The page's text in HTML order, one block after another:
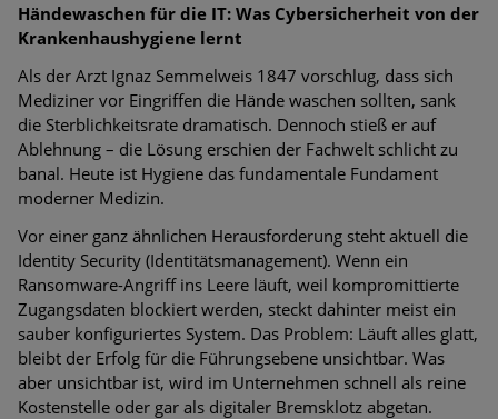
Amazon hat nun reagiert
Fake-Unternehmensprofile auf LinkedIn: Unternehmen und
Nutzer im Visier der Datendiebe
Cyber Experience Center in Augsburg
Händewaschen für die IT: Was Cybersicherheit von der
Krankenhaushygiene lernt
Als der Arzt Ignaz Semmelweis 1847 vorschlug, dass sich
Mediziner vor Eingriffen die Hände waschen sollten, sank
die Sterblichkeitsrate dramatisch. Dennoch stieß er auf
Ablehnung – die Lösung erschien der Fachwelt schlicht zu
banal. Heute ist Hygiene das fundamentale Fundament
moderner Medizin.
Vor einer ganz ähnlichen Herausforderung steht aktuell die
Identity Security (Identitätsmanagement). Wenn ein
Ransomware-Angriff ins Leere läuft, weil kompromittierte
Zugangsdaten blockiert werden, steckt dahinter meist ein
sauber konfiguriertes System. Das Problem: Läuft alles glatt,
bleibt der Erfolg für die Führungsebene unsichtbar. Was
aber unsichtbar ist, wird im Unternehmen schnell als reine
Kostenstelle oder gar als digitaler Bremsklotz abgetan.